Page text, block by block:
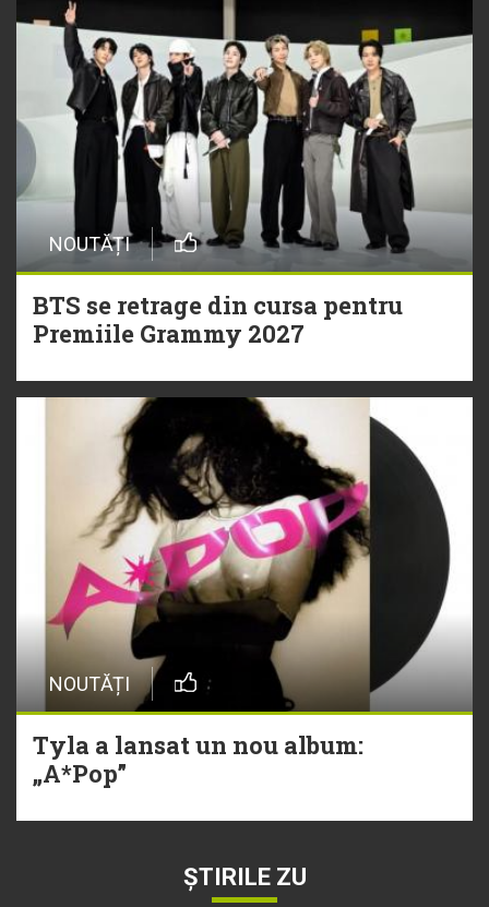
NOUTĂȚI
BTS se retrage din cursa pentru
Premiile Grammy 2027
NOUTĂȚI
Tyla a lansat un nou album:
„A*Pop”
ȘTIRILE ZU